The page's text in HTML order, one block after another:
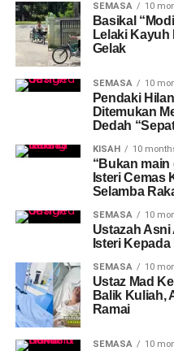
SEMASA 10
Basikal
Lelaki Kayuh
Gelak
SEMASA 10
Pendaki
Ditemukan
Dedah
KISAH 10
“Bukan
Isteri Cemas
Selamba
SEMASA 10
Ustazah
Isteri
SEMASA 10
Ustaz Mad
Balik Kuliah,
Ramai
SEMASA 10